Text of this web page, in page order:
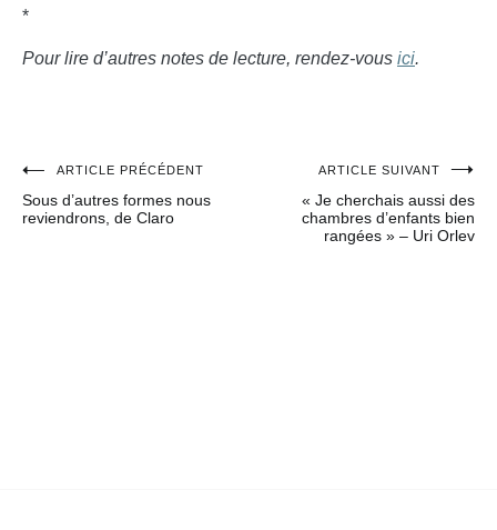
*
Pour lire d’autres notes de lecture, rendez-vous ici.
Navigation
de
ARTICLE PRÉCÉDENT
Sous d’autres formes nous
reviendrons, de Claro
ARTICLE SUIVANT
« Je cherchais aussi des
chambres d’enfants bien
rangées » – Uri Orlev